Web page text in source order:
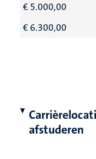
€ 5.000,00
€ 6.300,00
afstuderen